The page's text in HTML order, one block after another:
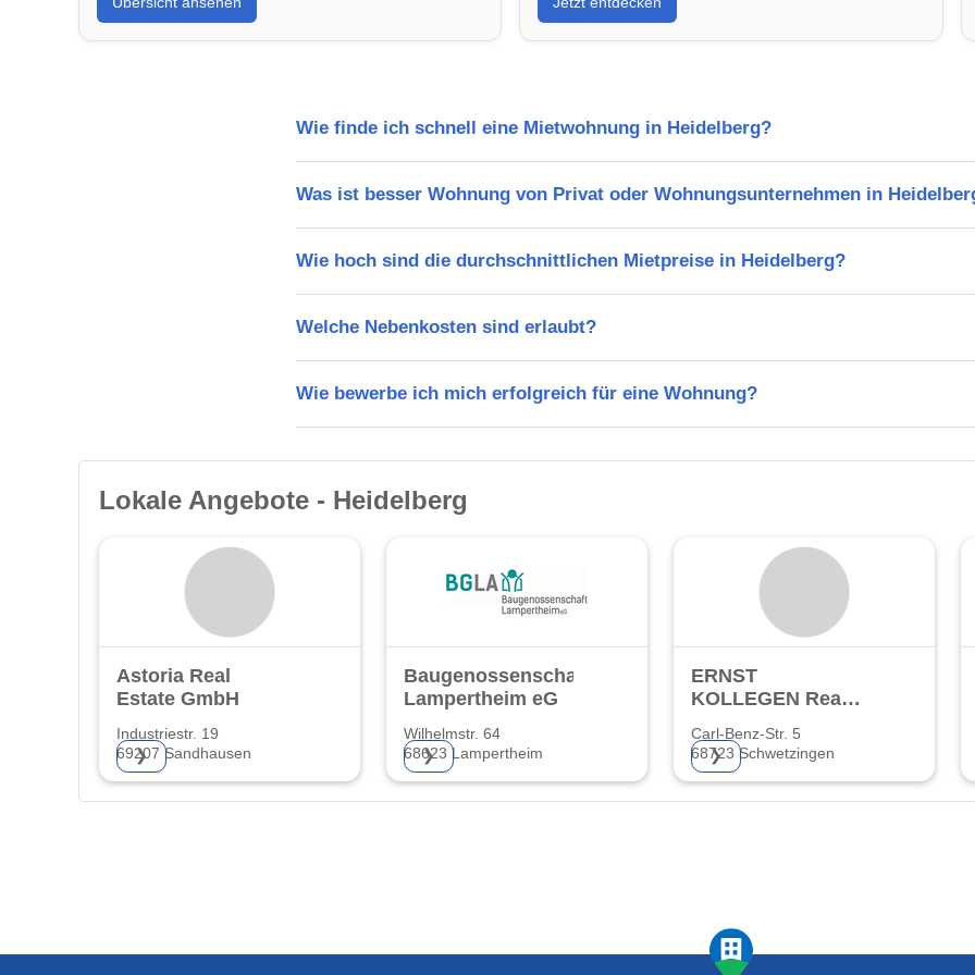
Wie finde ich schnell eine Mietwohnung in Heidelberg?
Was ist besser Wohnung von Privat oder Wohnungsunternehmen in
Wie hoch sind die durchschnittlichen Mietpreise in Heidelberg?
Welche Nebenkosten sind erlaubt?
Wie bewerbe ich mich erfolgreich für eine Wohnung?
Lokale Angebote - Heidelberg
Astoria Real
Estate GmbH
Industriestr. 19
69207 Sandhausen
❯
Baugenossenschaft
Lampertheim eG
Wilhelmstr. 64
68623 Lampertheim
❯
ERNST
KOLLEGEN Real
haftungsbeschränkt
Carl-Benz-Str. 5
68723 Schwetzingen
❯